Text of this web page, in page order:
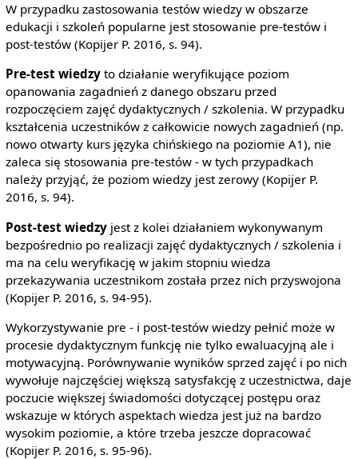
W przypadku zastosowania testów wiedzy w obszarze
edukacji i szkoleń popularne jest stosowanie pre-testów i
post-testów (Kopijer P. 2016, s. 94).
Pre-test wiedzyto działanie weryfikujące poziom
opanowania zagadnień z danego obszaru przed
rozpoczęciem zajęć dydaktycznych / szkolenia. W przypadku
kształcenia uczestników z całkowicie nowych zagadnień (np.
nowo otwarty kurs języka chińskiego na poziomie A1), nie
zaleca się stosowania pre-testów - w tych przypadkach
należy przyjąć, że poziom wiedzy jest zerowy (Kopijer P.
2016, s. 94).
Post-test wiedzyjest z kolei działaniem wykonywanym
bezpośrednio po realizacji zajęć dydaktycznych / szkolenia i
ma na celu weryfikację w jakim stopniu wiedza
przekazywania uczestnikom została przez nich przyswojona
(Kopijer P. 2016, s. 94-95).
Wykorzystywanie pre - i post-testów wiedzy pełnić może w
procesie dydaktycznym funkcję nie tylko ewaluacyjną ale i
motywacyjną. Porównywanie wyników sprzed zajęć i po nich
wywołuje najczęściej większą satysfakcję z uczestnictwa, daje
poczucie większej świadomości dotyczącej postępu oraz
wskazuje w których aspektach wiedza jest już na bardzo
wysokim poziomie, a które trzeba jeszcze dopracować
(Kopijer P. 2016, s. 95-96).